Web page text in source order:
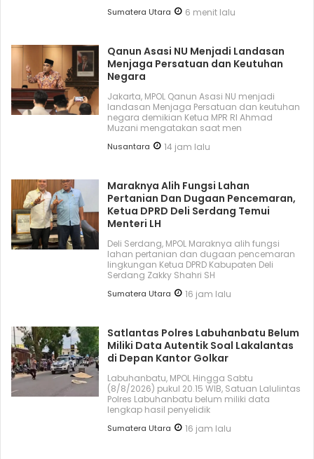
Sumatera Utara 6 menit lalu
Qanun Asasi NU Menjadi Landasan
Menjaga Persatuan dan Keutuhan
Negara
Jakarta, MPOL Qanun Asasi NU menjadi
landasan Menjaga Persatuan dan keutuhan
negara demikian Ketua MPR RI Ahmad
Muzani mengatakan saat men
Nusantara 14 jam lalu
Maraknya Alih Fungsi Lahan
Pertanian Dan Dugaan Pencemaran,
Ketua DPRD Deli Serdang Temui
Menteri LH
Deli Serdang, MPOL Maraknya alih fungsi
lahan pertanian dan dugaan pencemaran
lingkungan Ketua DPRD Kabupaten Deli
Serdang Zakky Shahri SH
Sumatera Utara 16 jam lalu
Satlantas Polres Labuhanbatu Belum
Miliki Data Autentik Soal Lakalantas
di Depan Kantor Golkar
Labuhanbatu, MPOL Hingga Sabtu
(8/8/2026) pukul 20.15 WIB, Satuan Lalulintas
Polres Labuhanbatu belum miliki data
lengkap hasil penyelidik
Sumatera Utara 16 jam lalu